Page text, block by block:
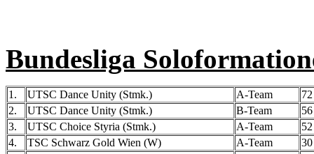
Bundesliga
1. UTSC Dance Unity (Stmk.) A-Team
2.
UTSC Dance Unity (Stmk.) B-Team
3.
UTSC Choice Styria (Stmk.) A-Team
4.
TSC Schwarz Gold Wien (W) A-Team